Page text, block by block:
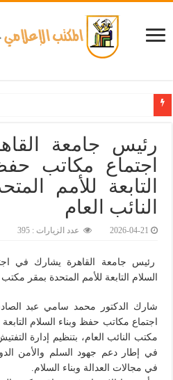
رئيس جامعة
اجتماع مكاتب
التابعة للأمم
النائب العام
2026-04-21 عدد الزيارات : 395
رئيس جامعة القاهرة يشارك في
السلام التابعة للأمم المتحدة بمقر مكتب
شارك الدكتور محمد سامي عبد
اجتماع مكاتب حفظ وبناء السلام
مكتب النائب العام، بتنظيم إدارة
في إطار دعم جهود السلم والأمن
في مجالات العدالة وبناء السلام.